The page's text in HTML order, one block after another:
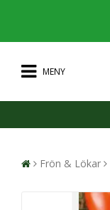
MENY
Frön & Lökar